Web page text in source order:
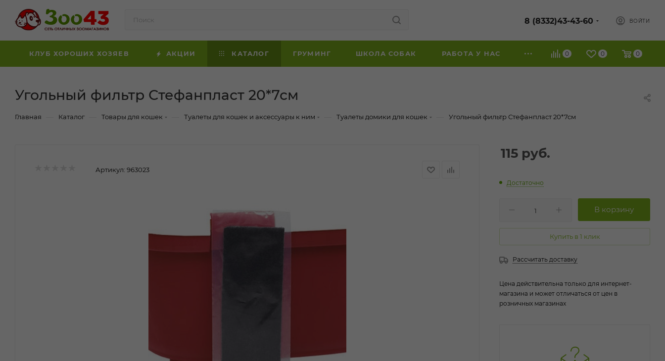
8 (8332)43-43-60 ВОЙТИ
0 0 0
КЛУБ ХОРОШИХ ХОЗЯЕВ АКЦИИ КАТАЛОГ ГРУМИНГ ШКОЛА СОБАК РАБОТА У НАС
Угольный фильтр Стефанпласт 20*7см
Главная Каталог Товары для кошек Туалеты для кошек и аксессуары к ним Туалеты домики для кошек Угольный фильтр Стефанпласт 20*7см
Артикул: 963023
115 руб.
Достаточно
Купить в 1 клик
Рассчитать доставку
Цена действительна только для интернет-
магазина и может отличаться от цен в
розничных магазинах